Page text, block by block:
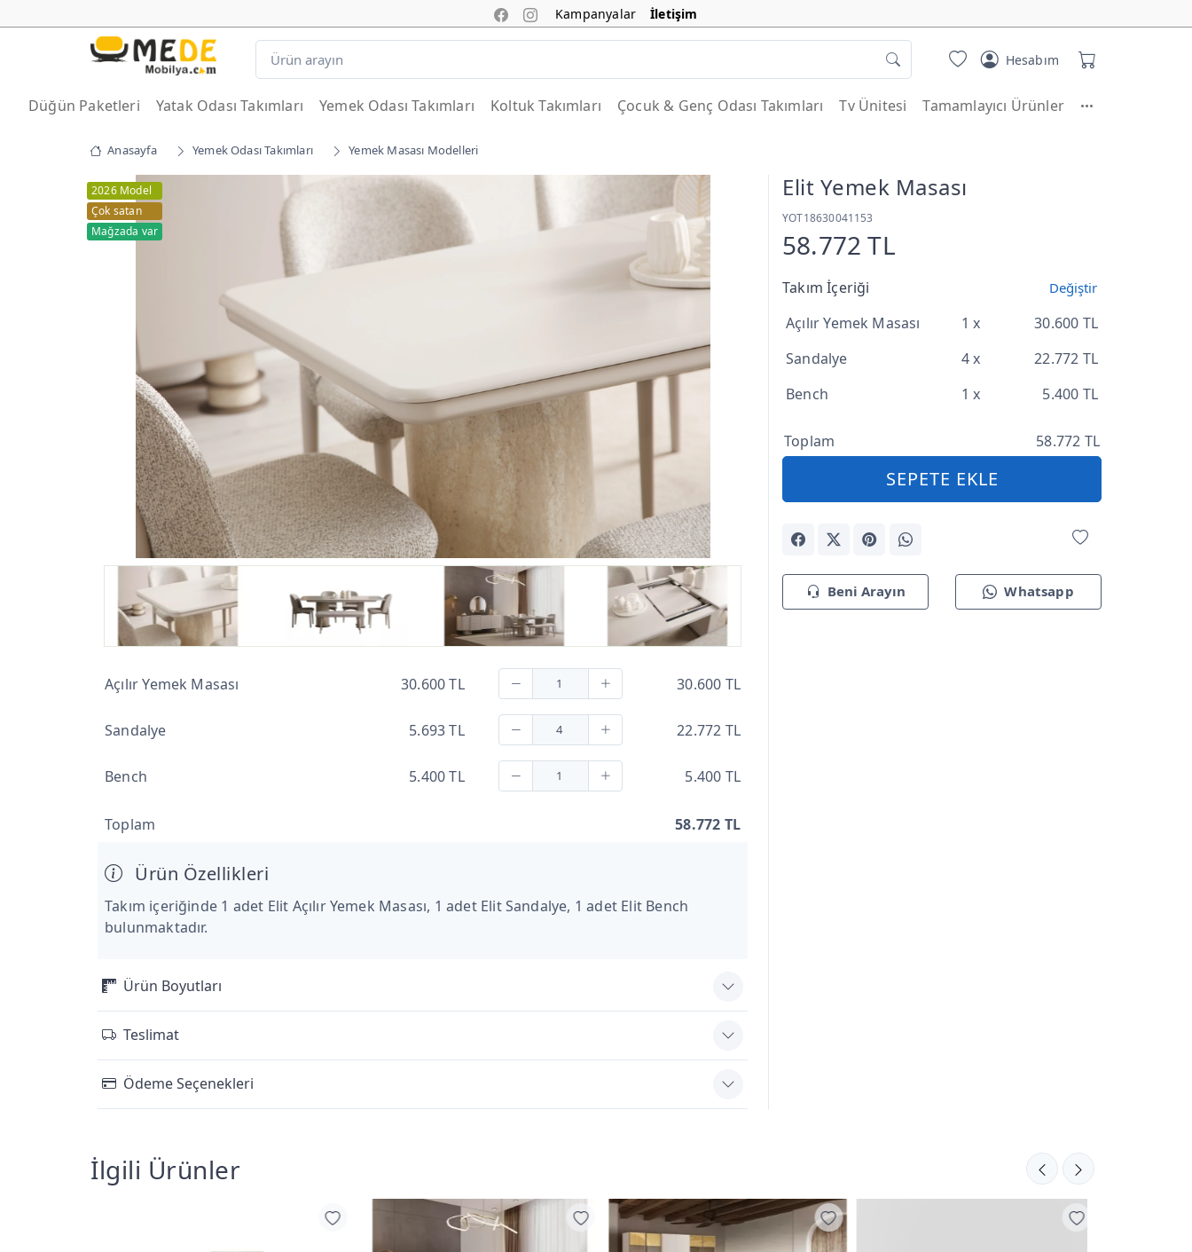
Kampanyalar İletişim
Hesabım
Düğün Paketleri Yatak Odası Takımları Yemek Odası Takımları Koltuk Takımları Çocuk & Genç Odası Takımları Tv Ünitesi Tamamlayıcı Ürünler
Anasayfa Yemek Odası Takımları Yemek Masası Modelleri
2026 Model
Çok satan
Mağzada var
Elit Yemek Masası
YOT18630041153
58.772 TL
Takım İçeriği Değiştir
Açılır Yemek Masası 1 x
30.600 TL
Sandalye
4 x
22.772 TL
Bench
1 x 5.400 TL
Toplam 58.772 TL
SEPETE EKLE
Beni Arayın Whatsapp
Açılır Yemek Masası 30.600 TL 30.600 TL
Sandalye 5.693 TL 22.772 TL
Bench 5.400 TL 5.400 TL
Toplam 58.772 TL
Ürün Özellikleri
Takım içeriğinde 1 adet Elit Açılır Yemek Masası, 1 adet Elit Sandalye, 1 adet Elit Bench
bulunmaktadır.
Ürün Boyutları
Teslimat
Ödeme Seçenekleri
İlgili Ürünler